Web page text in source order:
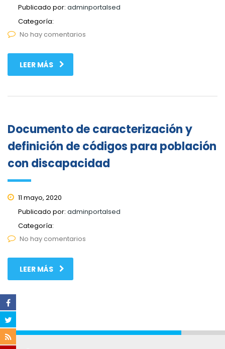
Publicado por: adminportalsed
Categoría:
No hay comentarios
LEER MÁS
Documento de caracterización y
definición de códigos para población
con discapacidad
11 mayo, 2020
Publicado por: adminportalsed
Categoría:
No hay comentarios
LEER MÁS